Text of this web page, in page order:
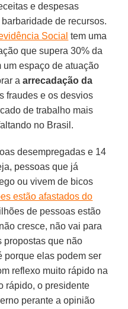
e despesas
de recursos.
Social tem uma
que supera 30% da
um espaço de atuação
aarrecadação da
fraudes e os desvios
de trabalho mais
no Brasil.
desempregadas e 14
pessoas que já
ou vivem de bicos
estão afastados do
de pessoas estão
cresce, não vai para
propostas que não
porque elas podem ser
reflexo muito rápido na
rápido, o presidente
perante a opinião